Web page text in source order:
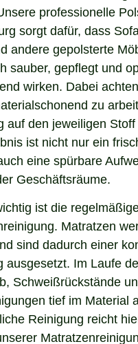
professionelle
sorgt dafür, dass
andere gepolsterte
sauber, gepflegt und
wirken. Dabei
zu
auf den jeweiligen Stoff
ist nicht nur ein
eine spürbare
Geschäftsräume.
ist die regelmäßige
Matratzen
sind dadurch einer
ausgesetzt. Im Laufe
Schweißrückstände
tief im Material
Reinigung reicht